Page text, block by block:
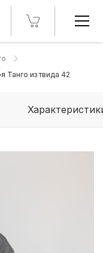
Танго из твида 42